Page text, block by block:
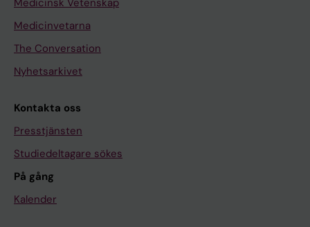
Medicinsk Vetenskap
Medicinvetarna
The Conversation
Nyhetsarkivet
Kontakta oss
Presstjänsten
Studiedeltagare sökes
På gång
Kalender